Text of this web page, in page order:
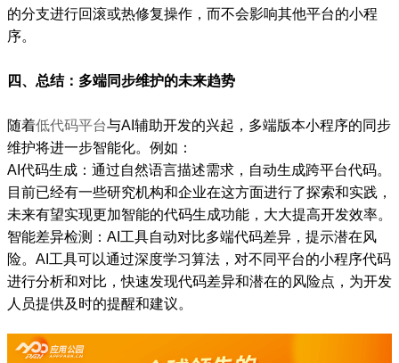
的分支进行回滚或热修复操作，而不会影响其他平台的小程
序。
四、总结：多端同步维护的未来趋势
随着低代码平台与AI辅助开发的兴起，多端版本小程序的同步
维护将进一步智能化。例如：
AI代码生成：通过自然语言描述需求，自动生成跨平台代码。
目前已经有一些研究机构和企业在这方面进行了探索和实践，
未来有望实现更加智能的代码生成功能，大大提高开发效率。
智能差异检测：AI工具自动对比多端代码差异，提示潜在风
险。AI工具可以通过深度学习算法，对不同平台的小程序代码
进行分析和对比，快速发现代码差异和潜在的风险点，为开发
人员提供及时的提醒和建议。